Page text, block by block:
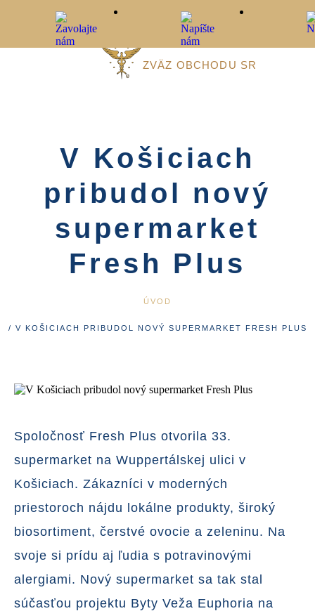
ZVÄZ OBCHODU SR
V Košiciach
pribudol nový
supermarket
Fresh Plus
ÚVOD
/ V KOŠICIACH PRIBUDOL NOVÝ SUPERMARKET FRESH PLUS
Spoločnosť Fresh Plus otvorila 33.
supermarket na Wuppertálskej ulici v
Košiciach. Zákazníci v moderných
priestoroch nájdu lokálne produkty, široký
biosortiment, čerstvé ovocie a zeleninu. Na
svoje si prídu aj ľudia s potravinovými
alergiami. Nový supermarket sa tak stal
súčasťou projektu Byty Veža Euphoria na